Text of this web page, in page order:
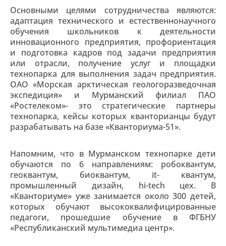
Основными целями сотрудничества являются:
адаптация технического и естественнонаучного
обучения школьников к деятельности
инновационного предприятия, профориентация
и подготовка кадров под задачи предприятия
или отрасли, получение услуг и площадки
технопарка для выполнения задач предприятия.
ОАО «Морская арктическая геологоразведочная
экспедиция» и Мурманский филиал ПАО
«Ростелеком»- это стратегические партнеры
технопарка, кейсы которых кванторианцы будут
разрабатывать на базе «Кванториума-51».
Напомним, что в Мурманском технопарке дети
обучаются по 6 направлениям: робоквантум,
геоквантум, биоквантум, it- квантум,
промышленный дизайн, hi-tech цех. В
«Кванториуме» уже занимается около 300 детей,
которых обучают высококвалифицированные
педагоги, прошедшие обучение в ФГБНУ
«Республиканский мультимедиа центр».